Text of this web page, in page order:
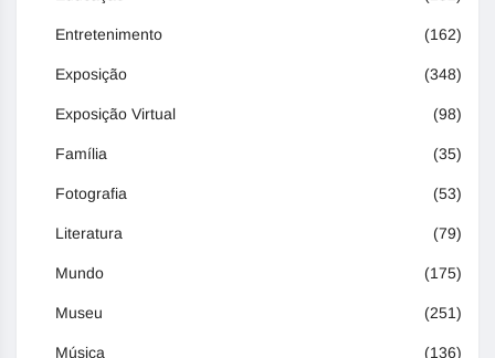
Entretenimento (162)
Exposição (348)
Exposição Virtual (98)
Família (35)
Fotografia (53)
Literatura (79)
Mundo (175)
Museu (251)
Música (136)